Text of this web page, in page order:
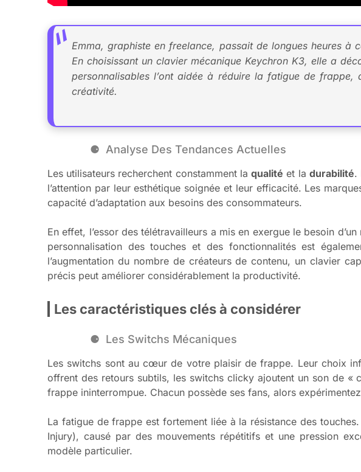
Emma, graphiste en freelance, passait de longues heures à
En choisissant un clavier mécanique Keychron K3, elle a
personnalisables l’ont aidée à réduire la fatigue de
créativité.
Analyse Des Tendances Actuelles
Les utilisateurs recherchent constamment laqualité et la durabilité.
l’attention par leur esthétique soignée et leur efficacité. Les
capacité d’adaptation aux besoins des consommateurs.
En effet, l’essor des télétravailleurs a mis en exergue le besoin
personnalisation des touches et des fonctionnalités est
l’augmentation du nombre de créateurs de contenu, un clavier
précis peut améliorer considérablement la productivité.
Les caractéristiques clés à considérer
Les Switchs Mécaniques
Les switchs sont au cœur de votre plaisir de frappe. Leur choix
offrent des retours subtils, les switchs clicky ajoutent un son de «
frappe ininterrompue. Chacun possède ses fans, alors
La fatigue de frappe est fortement liée à la résistance des
Injury), causé par des mouvements répétitifs et une pression
modèle particulier.